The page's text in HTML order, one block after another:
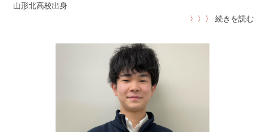
山形北高校出身
〉〉〉
続きを読む